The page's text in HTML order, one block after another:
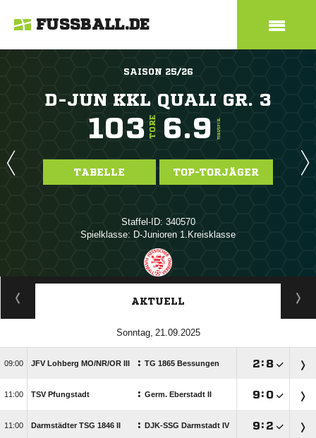
FUSSBALL.DE
SAISON 25/26
D-JUN KKL QUALI GR. 3
103 TORE 6.9 TORE/SPIEL
TABELLE TOP-TORJÄGER
Staffel-ID: 340570
Spielklasse: D-Junioren 1.Kreisklasse
ANZEIGE
AKTUELL
 
 JFV Lohberg MO/​NR/​OR III : TG 1865 Bessungen : 
 TSV Pfungstadt : Germ. Eberstadt II : 
 Darmstädter TSG 1846 II : DJK-SSG Darmstadt IV : 